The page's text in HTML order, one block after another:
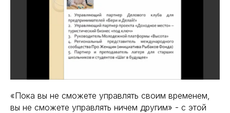
«Пока вы не сможете управлять своим временем,
вы не сможете управлять ничем другим» - с этой